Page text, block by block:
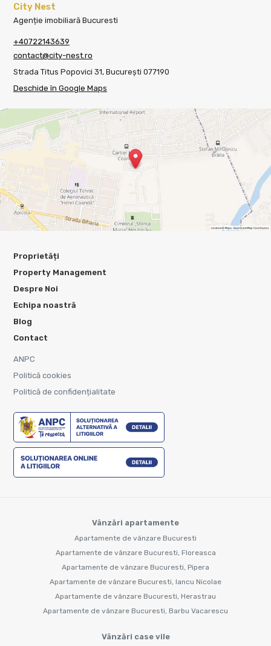
City Nest
Agenție imobiliară Bucuresti
+40722143639
contact@city-nest.ro
Strada Titus Popovici 31, București 077190
Deschide în Google Maps
Proprietăți
Property Management
Despre Noi
Echipa noastră
Blog
Contact
ANPC
Politică cookies
Politică de confidențialitate
Vânzări apartamente
Apartamente de vânzare Bucuresti
Apartamente de vânzare Bucuresti, Floreasca
Apartamente de vânzare Bucuresti, Pipera
Apartamente de vânzare Bucuresti, Iancu Nicolae
Apartamente de vânzare Bucuresti, Herastrau
Apartamente de vânzare Bucuresti, Barbu Vacarescu
Vânzări case vile